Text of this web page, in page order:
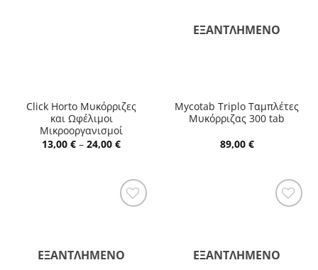
Click Horto Μυκόρριζες
και Ωφέλιμοι
Μικροοργανισμοί
13,00 € – 24,00 €Price
range:
24,00 €
ΕΞΑΝΤΛΗΜΈΝΟ
Mycotab Triplo Ταμπλέτες
Μυκόρριζας 300 tab
89,00 €
ΕΞΑΝΤΛΗΜΈΝΟ ΕΞΑΝΤΛΗΜΈΝΟ